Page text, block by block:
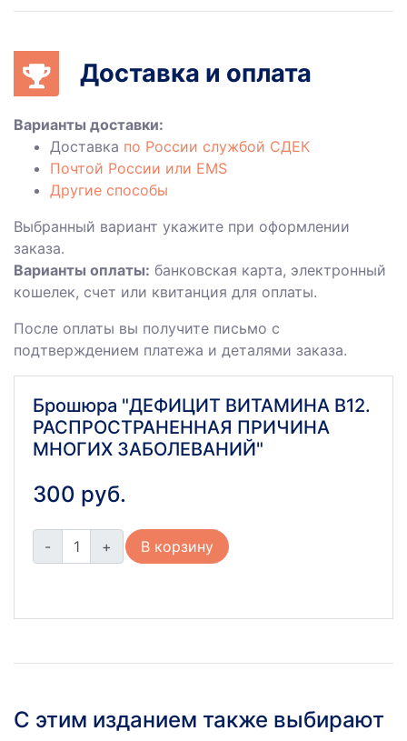
Доставка и оплата
Варианты доставки:
Доставка по России службой СДЕК
Почтой России или EMS
Другие способы
Выбранный вариант укажите при оформлении
заказа.
Варианты оплаты: банковская карта, электронный
кошелек, счет или квитанция для оплаты.
После оплаты вы получите письмо с
подтверждением платежа и деталями заказа.
Брошюра "ДЕФИЦИТ ВИТАМИНА В12.
РАСПРОСТРАНЕННАЯ ПРИЧИНА
МНОГИХ ЗАБОЛЕВАНИЙ"
300 руб.
- + В корзину
С этим изданием также выбирают